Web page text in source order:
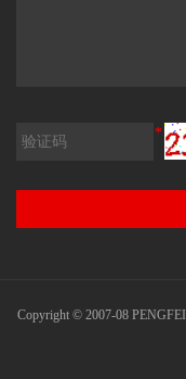
*
Copyright © 2007-08